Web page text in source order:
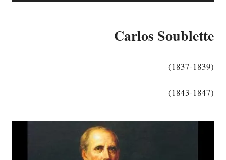
Carlos Soublette
(1837-1839)
(1843-1847)